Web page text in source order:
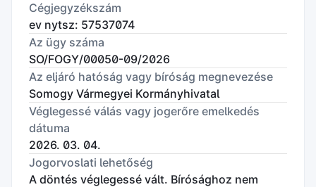
Cégjegyzékszám
ev nytsz: 57537074
Az ügy száma
SO/FOGY/00050-09/2026
Az eljáró hatóság vagy bíróság megnevezése
Somogy Vármegyei Kormányhivatal
Véglegessé válás vagy jogerőre emelkedés
dátuma
2026. 03. 04.
Jogorvoslati lehetőség
A döntés véglegessé vált. Bírósághoz nem